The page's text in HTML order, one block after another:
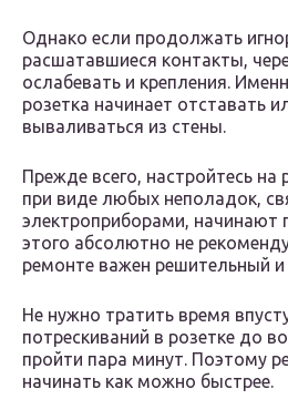
Однако если продолжать
расшатавшиеся контакты,
ослабевать и крепления.
розетка начинает отставать
вываливаться из стены.
Прежде всего, настройтесь
при виде любых неполадок,
электроприборами, начинают
этого абсолютно не
ремонте важен решительный
Не нужно тратить время
потрескиваний в розетке до
пройти пара минут. Поэтому
начинать как можно быстрее.